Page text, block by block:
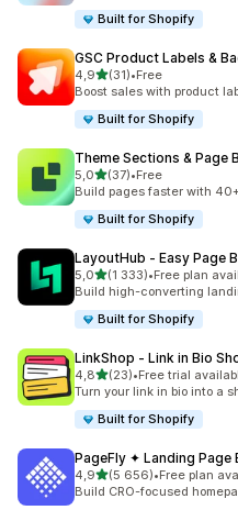
Built for Shopify
GSC Product Labels &
4,9na 5 gwiazdek
(31)
Łączna liczba recenzji: 31
•Free
Boost sales with product
Built for Shopify
Theme Sections & Page
5,0na 5 gwiazdek
(37)
Łączna liczba recenzji: 37
•Free
Build pages faster with
Built for Shopify
LayoutHub ‑ Easy Page
5,0na 5 gwiazdek
(1 333)
Łączna liczba recenzji: 1333
•Free plan
Build high-converting
Built for Shopify
LinkShop ‑ Link in Bio
4,8na 5 gwiazdek
(23)
Łączna liczba recenzji: 23
•Free trial
Turn your link in bio into a
Built for Shopify
PageFly ✦ Landing Page
4,9na 5 gwiazdek
(5 656)
Łączna liczba recenzji:
•Free plan
Build CRO-focused